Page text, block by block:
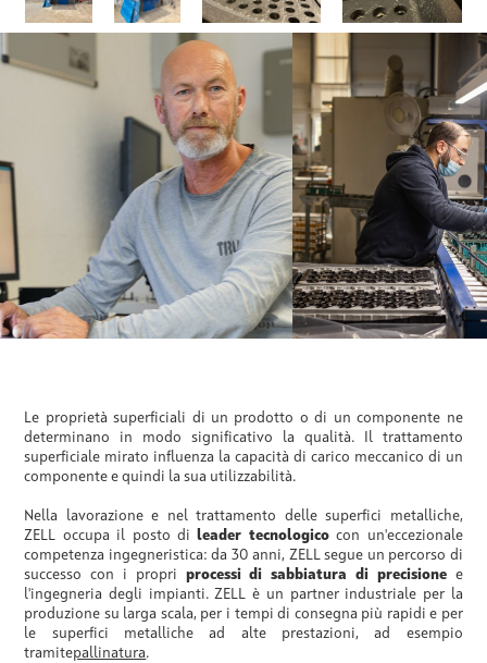
Le proprietà superficiali di un prodotto o di un componente ne
determinano in modo significativo la qualità. Il trattamento
superficiale mirato influenza la capacità di carico meccanico di un
componente e quindi la sua utilizzabilità.
Nella lavorazione e nel trattamento delle superfici metalliche,
ZELL occupa il posto dileader tecnologicocon un'eccezionale
competenza ingegneristica: da 30 anni, ZELL segue un percorso di
successo con i propri processi di sabbiatura di precisionee
l'ingegneria degli impianti. ZELL è un partner industriale per la
produzione su larga scala, per i tempi di consegna più rapidi e per
le superfici metalliche ad alte prestazioni, ad esempio
tramitepallinatura.